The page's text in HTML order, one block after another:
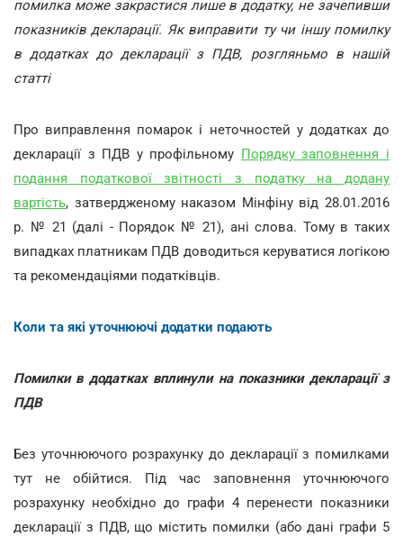
помилка може закрастися лише в додатку, не зачепивши
показників декларації. Як виправити ту чи іншу помилку
в додатках до декларації з ПДВ, розгляньмо в нашій
статті
Про виправлення помарок і неточностей у додатках до
декларації з ПДВ у профільному Порядку заповнення і
подання податкової звітності з податку на додану
вартість, затвердженому наказом Мінфіну від 28.01.2016
р. № 21 (далі - Порядок № 21), ані слова. Тому в таких
випадках платникам ПДВ доводиться керуватися логікою
та рекомендаціями податківців.
Коли та які уточнюючі додатки подають
Помилки в додатках вплинули на показники декларації з
ПДВ
Без уточнюючого розрахунку до декларації з помилками
тут не обійтися. Під час заповнення уточнюючого
розрахунку необхідно до графи 4 перенести показники
декларації з ПДВ, що містить помилки (або дані графи 5